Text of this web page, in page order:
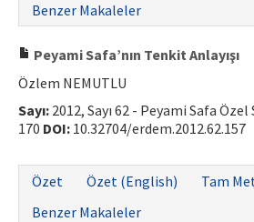
Benzer Makaleler
Peyami Safa’nın Tenkit Anlayışı
Özlem NEMUTLU
Sayı: 2012, Sayı 62 - Peyami Safa Özel
170 DOI: 10.32704/erdem.2012.62.157
Özet
Özet (English) Tam
Benzer Makaleler